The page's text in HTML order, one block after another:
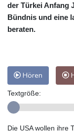
der Türkei Anfang
Bündnis und eine
beraten.
Hören
Textgröße:
Die USA wollen ihre